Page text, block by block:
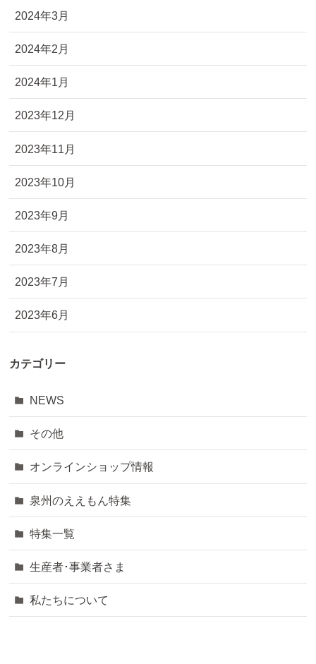
2024年3月
2024年2月
2024年1月
2023年12月
2023年11月
2023年10月
2023年9月
2023年8月
2023年7月
2023年6月
カテゴリー
NEWS
その他
オンラインショップ情報
泉州のええもん特集
特集一覧
生産者･事業者さま
私たちについて